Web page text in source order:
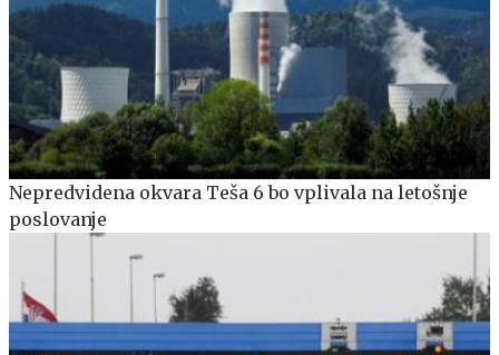
Nepredvidena okvara Teša 6 bo vplivala na letošnje
poslovanje